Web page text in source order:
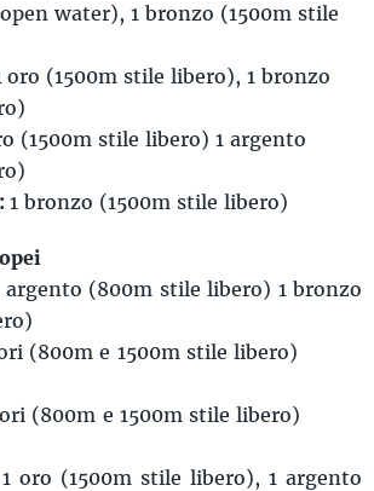
water), 1 bronzo (1500m stile
oro (1500m stile libero), 1 bronzo
(1500m stile libero) 1 argento
1 bronzo (1500m stile libero)
argento (800m stile libero) 1 bronzo
(800m e 1500m stile libero)
(800m e 1500m stile libero)
1 oro (1500m stile libero), 1 argento